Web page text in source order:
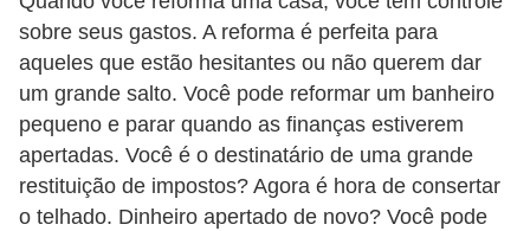
sobre seus gastos. A reforma é perfeita para
aqueles que estão hesitantes ou não querem dar
um grande salto. Você pode reformar um banheiro
pequeno e parar quando as finanças estiverem
apertadas. Você é o destinatário de uma grande
restituição de impostos? Agora é hora de consertar
o telhado. Dinheiro apertado de novo? Você pode